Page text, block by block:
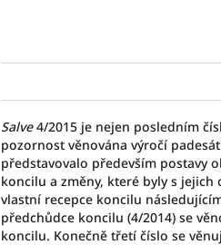
Salve4/2015 je nejen posledním
pozornost věnována výročí
představovalo především postavy
koncilu a změny, které byly s
vlastní recepce koncilu
předchůdce koncilu (4/2014) se
koncilu. Konečně třetí číslo se